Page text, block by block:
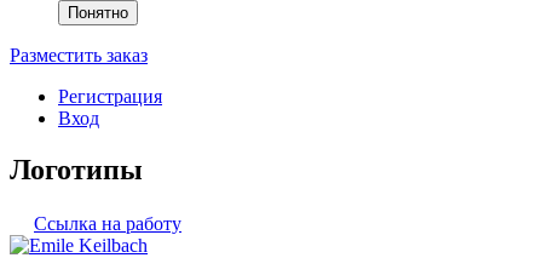
Понятно
Разместить заказ
Регистрация
Вход
Логотипы
Ссылка на работу